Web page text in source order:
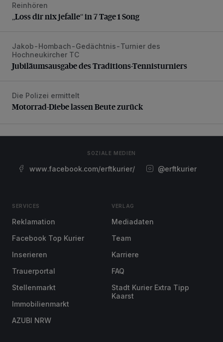
„Loss dir nix jefalle“ in 7 Tage 1 Song
Reinhören
„Loss dir nix jefalle“ in 7 Tage 1 Song
Jubiläumsausgabe des Traditions-Tennisturniers
Jakob-Hombach-Gedächtnis-Turnier des
Hochneukircher TC
Jubiläumsausgabe des Traditions-Tennisturniers
Motorrad-Diebe lassen Beute zurück
Die Polizei ermittelt
Motorrad-Diebe lassen Beute zurück
SOZIALE MEDIEN
www.facebook.com/erftkurier/ @erftkurier
SERVICES
Reklamation
Facebook Top Kurier
Inserieren
Trauerportal
Stellenmarkt
Immobilienmarkt
AZUBI NRW
VERLAG
Mediadaten
Team
Karriere
FAQ
Stadt Kurier Extra Tipp
Kaarst